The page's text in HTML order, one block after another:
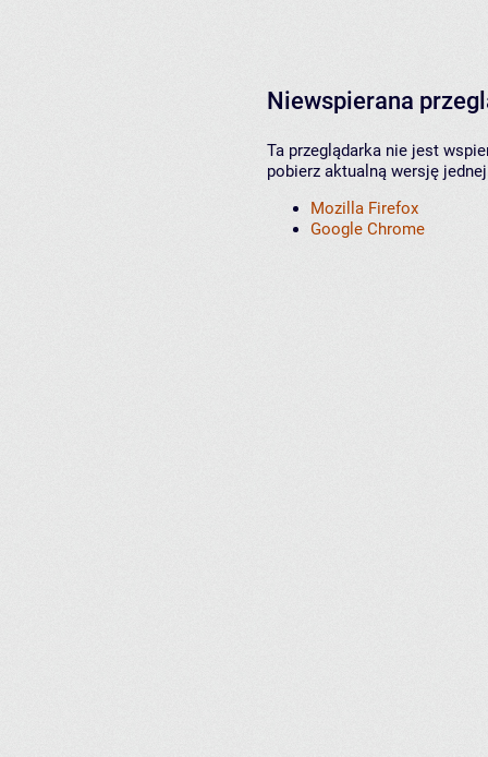
Niewspierana
Ta przeglądarka nie jest
pobierz aktualną wersję
Mozilla Firefox
Google Chrome